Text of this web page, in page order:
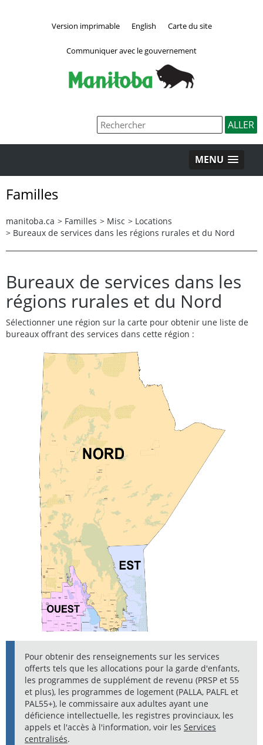
Version imprimable English Carte du site
Communiquer avec le gouvernement
MENU
Familles
manitoba.ca > Familles > Misc > Locations
> Bureaux de services dans les régions rurales et du Nord
Bureaux de services dans les
régions rurales et du Nord
Sélectionner une région sur la carte pour obtenir une liste de
bureaux offrant des services dans cette région :
Pour obtenir des renseignements sur les services
offerts tels que les allocations pour la garde d'enfants,
les programmes de supplément de revenu (PRSP et 55
et plus), les programmes de logement (PALLA, PALFL et
PAL55+), le commissaire aux adultes ayant une
déficience intellectuelle, les registres provinciaux, les
appels et l'accès à l'information, voir les Services
centralisés.